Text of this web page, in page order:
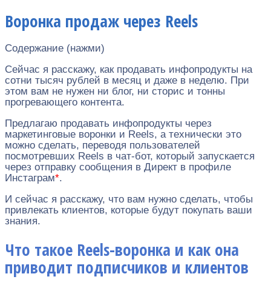
Воронка продаж через Reels
Содержание (нажми)
Сейчас я расскажу, как продавать инфопродукты на
сотни тысяч рублей в месяц и даже в неделю. При
этом вам не нужен ни блог, ни сторис и тонны
прогревающего контента.
Предлагаю продавать инфопродукты через
маркетинговые воронки и Reels, а технически это
можно сделать, переводя пользователей
посмотревших Reels в чат-бот, который запускается
через отправку сообщения в Директ в профиле
Инстаграм*.
И сейчас я расскажу, что вам нужно сделать, чтобы
привлекать клиентов, которые будут покупать ваши
знания.
Что такое Reels-воронка и как она
приводит подписчиков и клиентов